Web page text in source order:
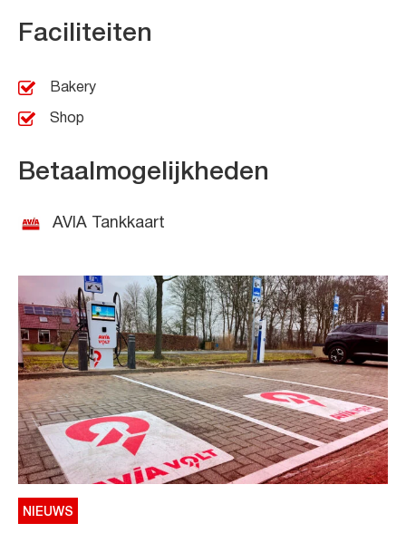
Faciliteiten
Bakery
Shop
Betaalmogelijkheden
AVIA Tankkaart
NIEUWS